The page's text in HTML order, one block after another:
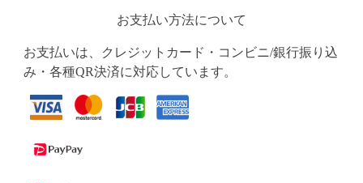
お支払い方法について
お支払いは、クレジットカード・コンビニ/銀行振り込
み・各種QR決済に対応しています。